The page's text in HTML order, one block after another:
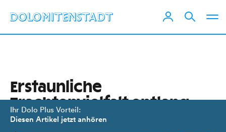
Ihr Dolo Plus Vorteil:
Diesen Artikel jetzt anhören
Erstaunliche
Trachtenvielfalt entlang
der Isel